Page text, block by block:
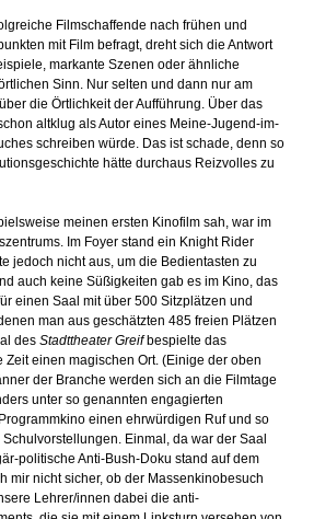
Filmschaffende nach frühen und
mit Film befragt, dreht sich die Antwort
markante Szenen oder ähnliche
Sinn. Nur selten und dann nur am
die Örtlichkeit der Aufführung. Über das
altklug als Autor eines Meine-Jugend-im-
schreiben würde. Das ist schade, denn so
hätte durchaus Reizvolles zu
meinen ersten Kinofilm sah, war im
Im Foyer stand ein Knight Rider
jedoch nicht aus, um die Bedientasten zu
auch keine Süßigkeiten gab es im Kino, das
einen Saal mit über 500 Sitzplätzen und
man aus geschätzten 485 freien Plätzen
des Stadttheater Greifbespielte das
Zeit einen magischen Ort. (Einige der oben
der Branche werden sich an die Filmtage
unter so genannten engagierten
einen ehrwürdigen Ruf und so
Einmal, da war der Saal
politische Anti-Bush-Doku stand auf dem
mir nicht sicher, ob der Massenkinobesuch
Lehrer/innen dabei die anti-